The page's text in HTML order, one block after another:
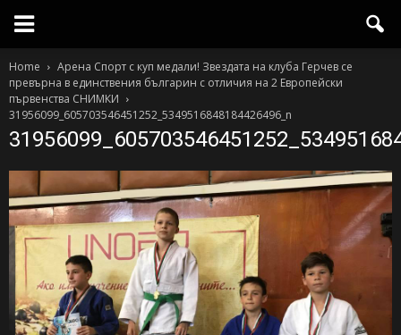
Home
Арена Спорт с куп медали! Звездата на клуба Герчев се
превърна в единствения българин с отличия на 2 Европейски
първенства СНИМКИ
31956099_605703546451252_5349516848184426496_n